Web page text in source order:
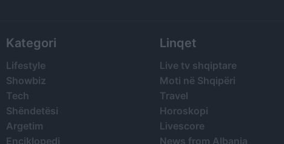
Kategori
Lifestyle
Showbiz
Tech
Shëndetësi
Argetim
Enciklopedi
Linqet
Live tv shqiptare
Moti në Shqipëri
Travel
Horoskopi
Livescore
News from Albania